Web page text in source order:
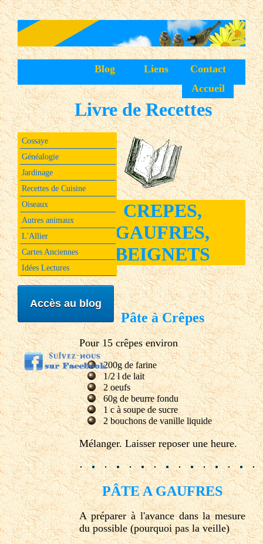
Contact
Liens
Blog
Accueil
Cossaye
Généalogie
Jardinage
Recettes de Cuisine
Oiseaux
Autres animaux
L'Allier
Cartes Anciennes
Idées Lectures
Accès au blog
Livre de Recettes
CREPES,
GAUFRES,
BEIGNETS
Pâte à Crêpes
Pour 15 crêpes environ
200g de farine
1/2 l de lait
2 oeufs
60g de beurre fondu
1 c à soupe de sucre
2 bouchons de vanille liquide
Mélanger. Laisser reposer une heure.
PÂTE A GAUFRES
A préparer à l'avance dans la mesure
du possible (pourquoi pas la veille)